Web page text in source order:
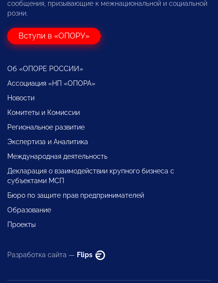
сообщения, призывающие к межнациональной и социальной
розни.
Вступи в «ОПОРУ»
Об «ОПОРЕ РОССИИ»
Ассоциация «НП «ОПОРА»
Новости
Комитеты и Комиссии
Региональное развитие
Экспертиза и Аналитика
Международная деятельность
Декларация о взаимодействии крупного бизнеса с
субъектами МСП
Бюро по защите прав предпринимателей
Образование
Проекты
Разработка сайта — Flips